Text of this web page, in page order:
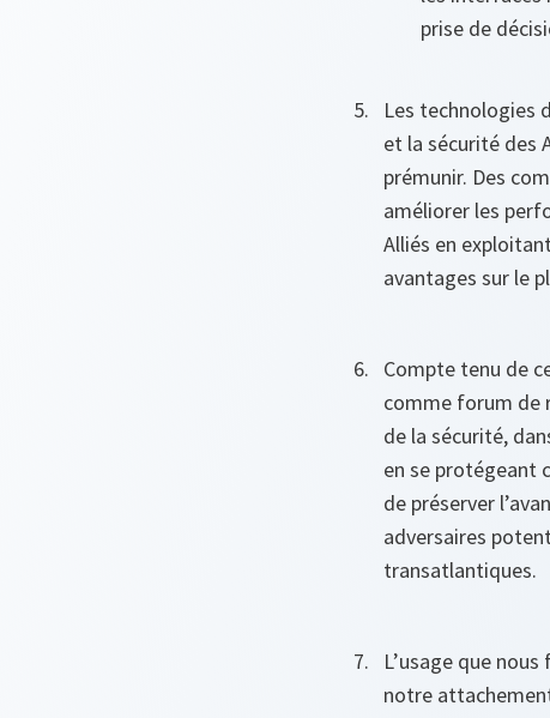
prise de
Les technologies
et la sécurité des
prémunir. Des
améliorer les
Alliés en
avantages sur le
Compte tenu de
comme forum de
de la sécurité,
en se protégeant
de préserver
adversaires
transatlantiques.
L’usage que
notre